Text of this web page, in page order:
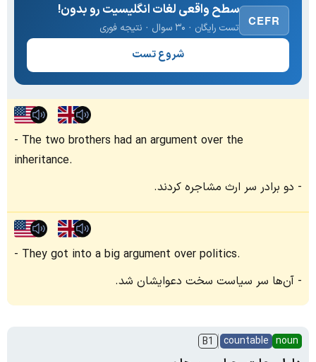
CEFR
سطح واقعی لغات انگلیسیت رو بدون!
تست رایگان · ۳۰ سوال · نتیجه فوری
شروع تست
The two brothers had an argument over the
inheritance.
دو برادر سر ارث مشاجره کردند.
They got into a big argument over politics.
آن‌ها سر سیاست سخت دعوایشان شد.
noun
countable
B1